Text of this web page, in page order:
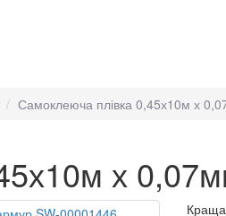
Самоклеюча плівка 0,45х10м х
х
Краща